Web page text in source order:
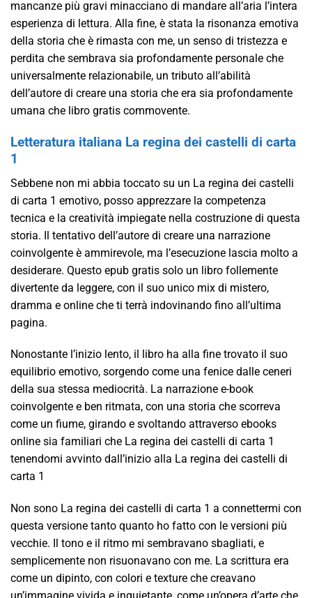
mancanze più gravi minacciano di mandare all’aria l’intera
esperienza di lettura. Alla fine, è stata la risonanza emotiva
della storia che è rimasta con me, un senso di tristezza e
perdita che sembrava sia profondamente personale che
universalmente relazionabile, un tributo all’abilità
dell’autore di creare una storia che era sia profondamente
umana che libro gratis commovente.
Letteratura italiana La regina dei castelli di carta
1
Sebbene non mi abbia toccato su un La regina dei castelli
di carta 1 emotivo, posso apprezzare la competenza
tecnica e la creatività impiegate nella costruzione di questa
storia. Il tentativo dell’autore di creare una narrazione
coinvolgente è ammirevole, ma l’esecuzione lascia molto a
desiderare. Questo epub gratis solo un libro follemente
divertente da leggere, con il suo unico mix di mistero,
dramma e online che ti terrà indovinando fino all’ultima
pagina.
Nonostante l’inizio lento, il libro ha alla fine trovato il suo
equilibrio emotivo, sorgendo come una fenice dalle ceneri
della sua stessa mediocrità. La narrazione e-book
coinvolgente e ben ritmata, con una storia che scorreva
come un fiume, girando e svoltando attraverso ebooks
online sia familiari che La regina dei castelli di carta 1
tenendomi avvinto dall’inizio alla La regina dei castelli di
carta 1
Non sono La regina dei castelli di carta 1 a connettermi con
questa versione tanto quanto ho fatto con le versioni più
vecchie. Il tono e il ritmo mi sembravano sbagliati, e
semplicemente non risuonavano con me. La scrittura era
come un dipinto, con colori e texture che creavano